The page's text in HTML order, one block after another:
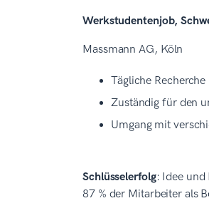
Werkstudentenjob,
Massmann AG, Köln
Tägliche
Zuständig für den
Umgang mit
Schlüsselerfolg: Idee und
87 % der Mitarbeiter als